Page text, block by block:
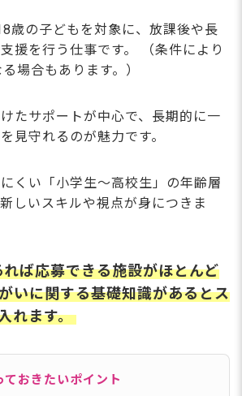
歳の子どもを対象に、放課後や長
援を行う仕事です。 （条件により
場合もあります。）
たサポートが中心で、長期的に一
見守れるのが魅力です。
くい「小学生〜高校生」の年齢層
しいスキルや視点が身につきま
ば応募できる施設がほとんど
いに関する基礎知識があるとス
れます。
ておきたいポイント